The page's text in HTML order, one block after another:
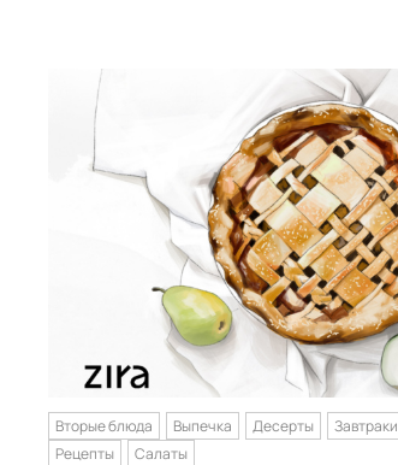
Вторые блюда Выпечка Десерты Завтраки
Рецепты
Салаты